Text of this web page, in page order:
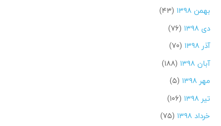
بهمن ۱۳۹۸
(۴۳)
دی ۱۳۹۸
(۷۶)
آذر ۱۳۹۸
(۷۰)
آبان ۱۳۹۸
(۱۸۸)
مهر ۱۳۹۸
(۵)
تیر ۱۳۹۸
(۱۰۶)
خرداد ۱۳۹۸
(۷۵)